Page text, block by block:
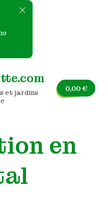
et jardins
0,00€
en